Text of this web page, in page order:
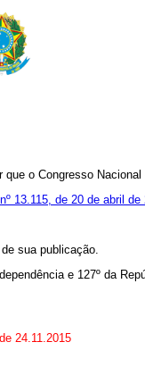
que o Congresso
13.115, de 20 de abril de
sua publicação.
e 127º da
24.11.2015